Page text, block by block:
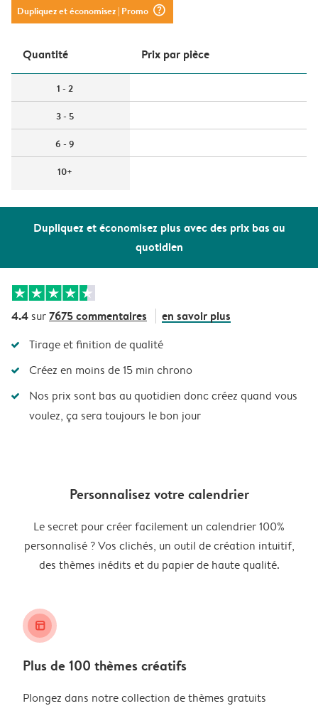
Dupliquez et économisez plus avec des prix bas au
quotidien
Dupliquez et économisez| Promo question_mark_circle
Quantité Prix ​​par pièce
1 - 2
3 - 5
6 - 9
10+
4.4 sur7675 commentaires en savoir plus
Tirage et finition de qualité
Créez en moins de 15 min chrono
Nos prix sont bas au quotidien donc créez quand vous
voulez, ça sera toujours le bon jour
Personnalisez votre calendrier
Le secret pour créer facilement un calendrier 100%
personnalisé ? Vos clichés, un outil de création intuitif,
des thèmes inédits et du papier de haute qualité.
layout_alt
Plus de 100 thèmes créatifs
Plongez dans notre collection de thèmes gratuits